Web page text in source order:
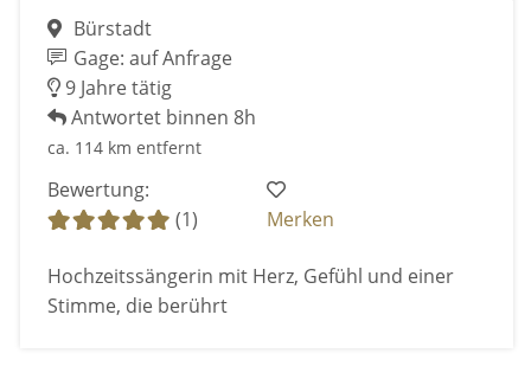
Bürstadt
Gage: auf Anfrage
9 Jahre tätig
Antwortet binnen 8h
ca. 114 km entfernt
Bewertung:
(1)
Merken
Hochzeitssängerin mit Herz, Gefühl und einer
Stimme, die berührt